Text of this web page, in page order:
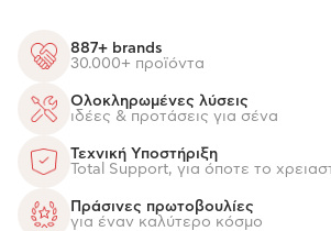
887+ brands
30.000+ προϊόντα
Ολοκληρωμένες λύσεις
ιδέες & προτάσεις για σένα
Τεχνική Υποστήριξη
Total Support, για όποτε το
Πράσινες πρωτοβουλίες
για έναν καλύτερο κόσμο